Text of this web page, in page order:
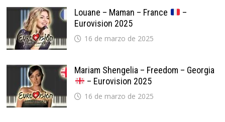
Louane – Maman – France
–
Eurovision 2025
16 de marzo de 2025
Mariam Shengelia – Freedom – Georgia
– Eurovision 2025
16 de marzo de 2025